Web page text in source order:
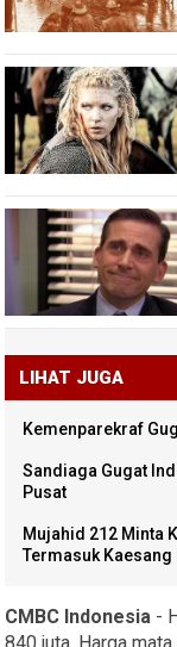
LIHAT JUGA
Kemenparekraf
Sandiaga Gugat
Pusat
Mujahid 212 Minta
Termasuk
CMBC Indonesia -